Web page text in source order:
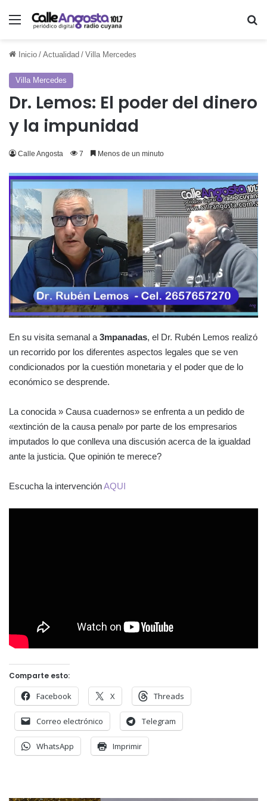
Menú
Inicio / Actualidad / Villa Mercedes
Villa Mercedes
Dr. Lemos: El poder del dinero
y la impunidad
Calle Angosta 7 Menos de un minuto
En su visita semanal a3mpanadas, el Dr. Rubén Lemos realizó
un recorrido por los diferentes aspectos legales que se ven
condicionados por la cuestión monetaria y el poder que de lo
económico se desprende.
La conocida » Causa cuadernos» se enfrenta a un pedido de
«extinción de la causa penal» por parte de los empresarios
imputados lo que conlleva una discusión acerca de la igualdad
ante la justicia. Que opinión te merece?
Escucha la intervenciónAQUI
Comparte esto:
Facebook X Threads
Correo electrónico Telegram
WhatsApp Imprimir